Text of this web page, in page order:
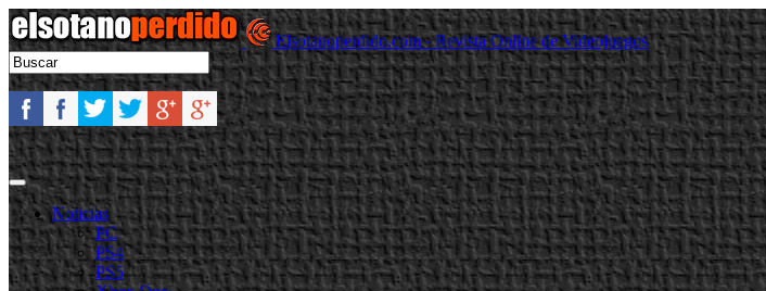
Elsotanoperdido.com - Revista Online de Videojuegos
Noticias
PC
PS4
PS5